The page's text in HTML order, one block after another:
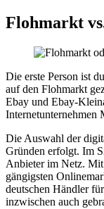
Flohmarkt
Die erste Person ist
auf den Flohmarkt
Ebay und Ebay-
Internetunternehmen
Die Auswahl der
Gründen erfolgt. Im
Anbieter im Netz.
gängigsten
deutschen Händler
inzwischen auch